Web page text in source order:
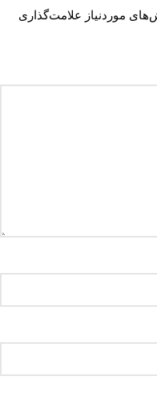
موردنیاز علامت‌گذاری